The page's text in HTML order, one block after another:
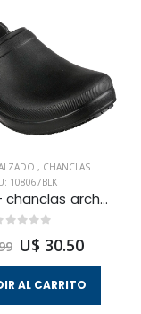
, CHANCLAS
108067BLK
skechers - chanclas arch-fit clog para mujer
U$ 30.50
AL CARRITO